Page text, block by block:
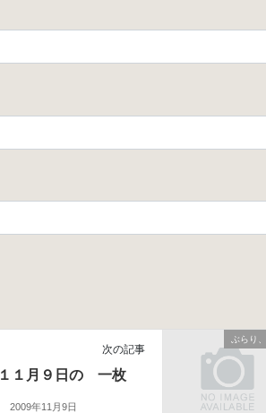
ぶらり
次の記事
１１月９日の 一枚
2009年11月9日